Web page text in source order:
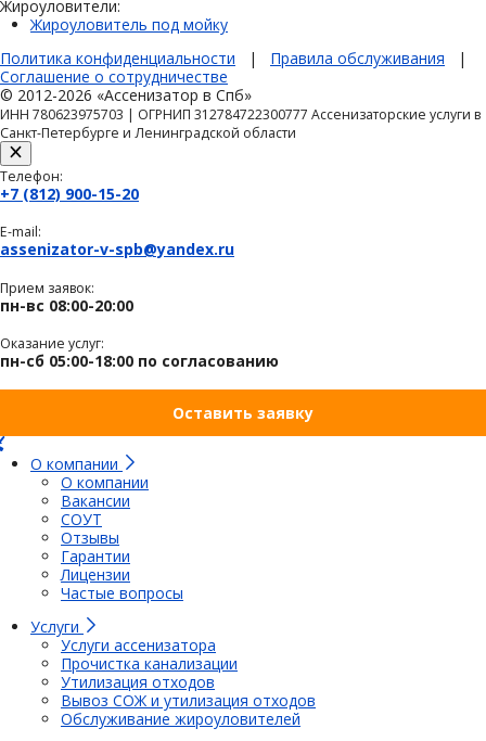
Жироуловители:
Жироуловитель под мойку
Политика конфиденциальности | Правила обслуживания |
Соглашение о сотрудничестве
© 2012-2026 «Ассенизатор в Спб»
ИНН 780623975703 | ОГРНИП 312784722300777 Ассенизаторские услуги в
Санкт-Петербурге и Ленинградской области
Телефон:
+7 (812) 900-15-20
E-mail:
assenizator-v-spb@yandex.ru
Прием заявок:
пн-вс 08:00-20:00
Оказание услуг:
пн-сб 05:00-18:00 по согласованию
Оставить заявку
О компании
О компании
Вакансии
СОУТ
Отзывы
Гарантии
Лицензии
Частые вопросы
Услуги
Услуги ассенизатора
Прочистка канализации
Утилизация отходов
Вывоз СОЖ и утилизация отходов
Обслуживание жироуловителей